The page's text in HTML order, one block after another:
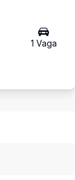
1 Vaga